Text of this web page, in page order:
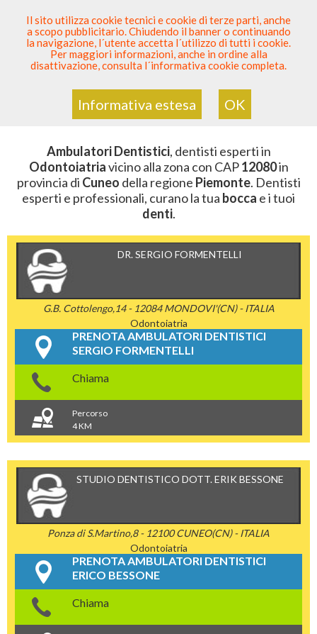
SEI DENTISTA? PARTECIPA
Sei QuiElenco Dentista Sicuro > Odontoiatria>
Ambulatori Dentistici>Piemonte>Cuneo>CAP 12080
ZONA CON CAP 12080
Ambulatori Dentistici, dentisti esperti in
Odontoiatriavicino alla zona con CAP12080in
provincia di Cuneo della regione Piemonte. Dentisti
esperti e professionali, curano la tua bocca e i tuoi
denti.
DR. SERGIO FORMENTELLI
G.B. Cottolengo,14 - 12084 MONDOVI'(CN) - ITALIA
Odontoiatria
PRENOTA AMBULATORI DENTISTICI
SERGIO FORMENTELLI
Chiama
Percorso
4 KM
STUDIO DENTISTICO DOTT. ERIK BESSONE
Ponza di S.Martino,8 - 12100 CUNEO(CN) - ITALIA
Odontoiatria
PRENOTA AMBULATORI DENTISTICI
ERICO BESSONE
Chiama
Il sito utilizza cookie tecnici e cookie di terze parti, anche
a scopo pubblicitario. Chiudendo il banner o continuando
la navigazione, l´utente accetta l´utilizzo di tutti i cookie.
Per maggiori informazioni, anche in ordine alla
disattivazione, consulta l´informativa cookie completa.
Informativa estesa OK